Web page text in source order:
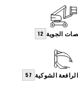
الجوية 12
الشوكية 57